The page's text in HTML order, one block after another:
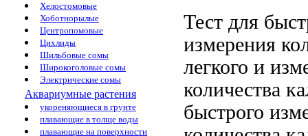
Хелостомовые
Хоботнорылые
Центропомовые
Цихлиды
Шильбовые сомы
Широкоголовые сомы
Электрические сомы
Аквариумные растения
укореняющиеся в грунте
плавающие в толще воды
плавающие на поверхности
Тест для
измерения
легкого и
количества
быстрого